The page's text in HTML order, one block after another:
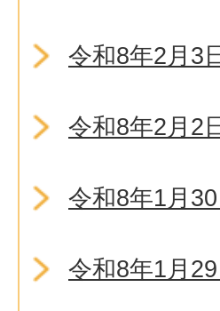
令和8年2月3
令和8年2月2
令和8年1月
令和8年1月